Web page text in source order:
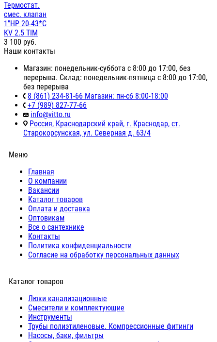
Термостат.
смес. клапан
1"НР 20-43*С
KV 2.5 TIM
3 100 руб.
Наши контакты
Магазин: понедельник-суббота с 8:00 до 17:00, без
перерыва. Склад: понедельник-пятница с 8:00 до 17:00,
без перерыва
8 (861) 234-81-66 Магазин: пн-сб 8:00-18:00
+7 (989) 827-77-66
info@vitto.ru
Россия, Краснодарский край, г. Краснодар, ст.
Старокорсунская, ул. Северная д. 63/4
Меню
Главная
О компании
Вакансии
Каталог товаров
Оплата и доставка
Оптовикам
Все о сантехнике
Контакты
Политика конфиденциальности
Согласие на обработку персональных данных
Каталог товаров
Люки канализационные
Cмесители и комплектующие
Инструменты
Трубы полиэтиленовые. Компрессионные фитинги
Насосы, баки, фильтры